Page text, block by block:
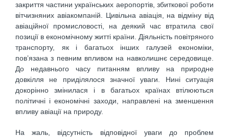
закриття частини українських аеропортів, збиткової роботи
вітчизняних авіакомпаній. Цивільна авіація, на відміну від
авіаційної промисловості, на деякий час втратила свої
позиції в економічному житті країни. Діяльність повітряного
транспорту, як і багатьох інших галузей економіки,
пов’язана з певним впливом на навколишнє середовище.
До недавнього часу питанням впливу на природне
довкілля не приділялося значної уваги. Нині ситуація
докорінно змінилася і в багатьох країнах втілюються
політичні і економічні заходи, направлені на зменшення
впливу авіації на природу.
На жаль, відсутність відповідної уваги до проблем